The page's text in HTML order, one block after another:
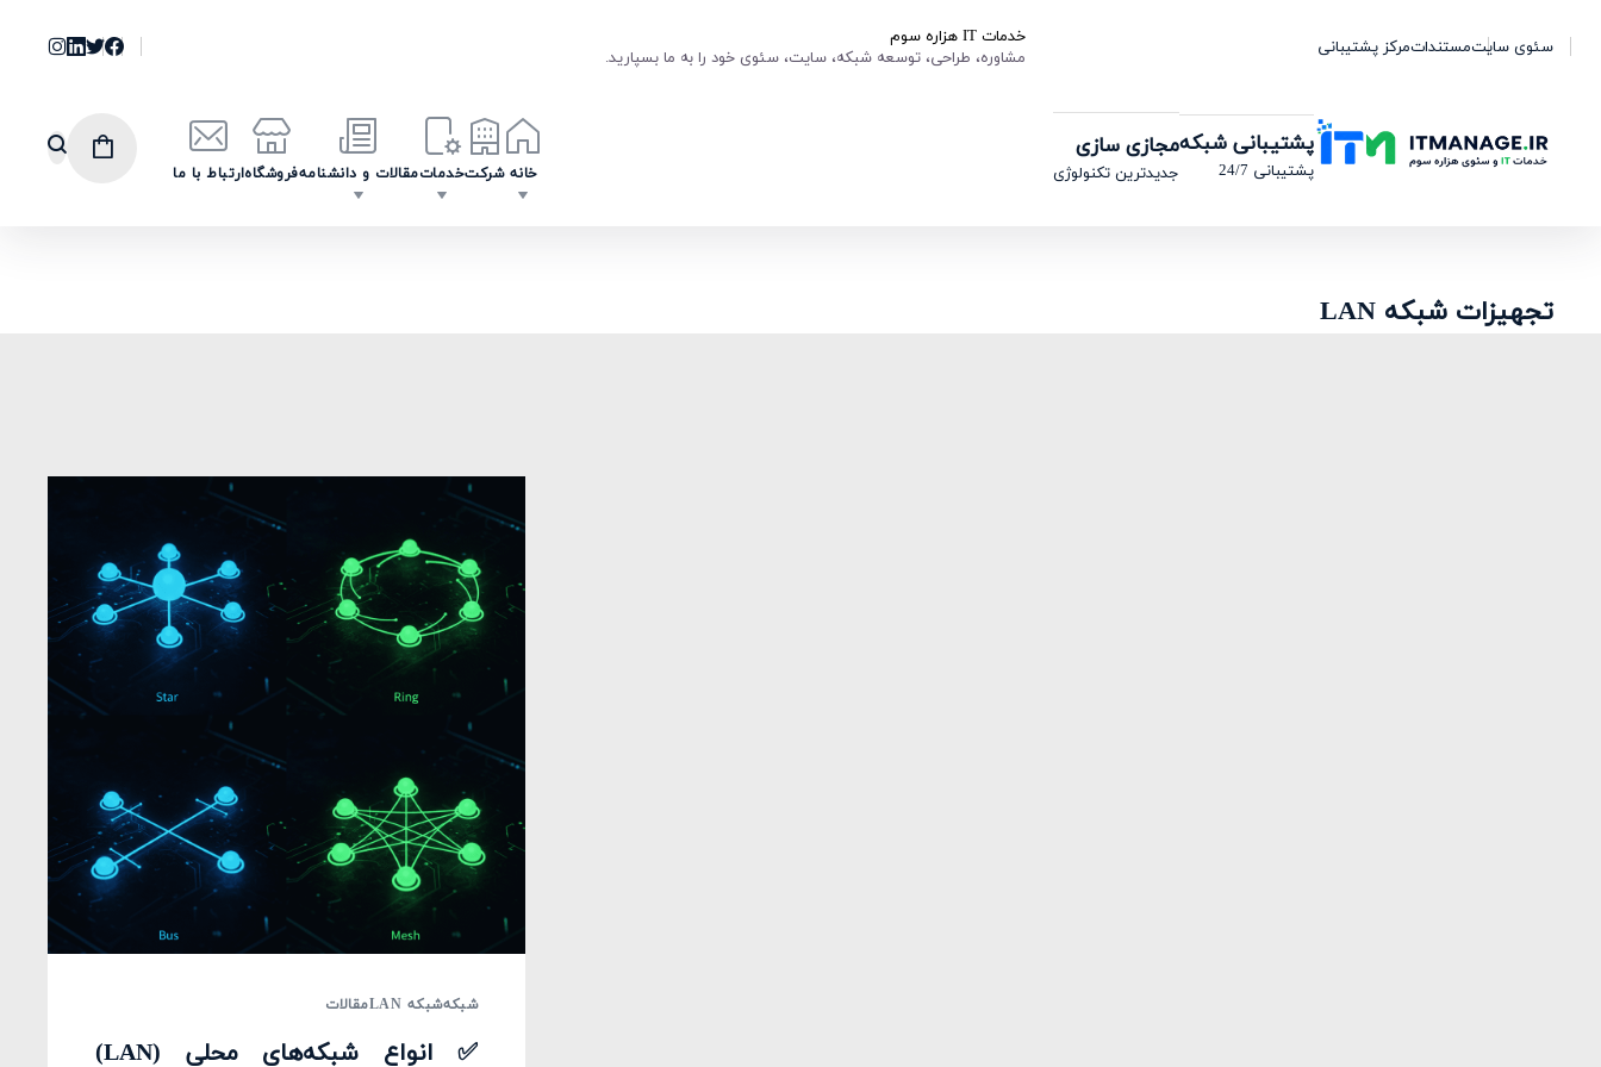
خدمات IT هزاره سوم
مشاوره، طراحی، توسعه شبکه، سایت، سئوی خود را به ما بسپارید.
سئوی سایتمستنداتمرکز پشتیبانی
خانه شرکتخدماتمقالات و دانشنامهفروشگاهارتباط با ما
پشتیبانی شبکه
پشتیبانی 24/7
مجازی سازی
جدیدترین تکنولوژی
تجهیزات شبکه LAN
شبکهشبکه LAN مقالات
✅ انواع شبکه‌های محلی (LAN)